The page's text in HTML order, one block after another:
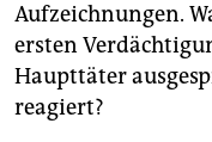
Aufzeichnungen.
ersten
Haupttäter
reagiert?